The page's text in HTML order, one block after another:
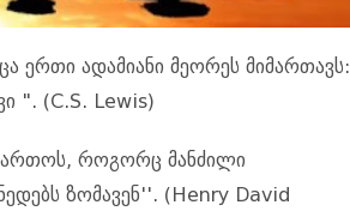
ერთი ადამიანი მეორეს მიმართავს:
". (C.S. Lewis)
როგორც მანძილი
ზომავენ''. (Henry David